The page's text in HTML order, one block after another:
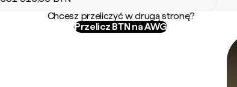
Chcesz przeliczyć w drugą stronę?
Przelicz BTN na AWG